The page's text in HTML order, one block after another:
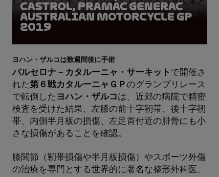
した２０２３年１０月の第１４戦日本ＧＰ以来と
なる出走は通算１８０戦目、ホンダ機で１００戦
目となる。
Castrol, Pramac Generac
Australian Motorcycle GP
2019
ヨハン・ザルコは数週間後に手術
バルセロナ－カタルーニャ・サーキット で開催さ
れた第６戦カタルーニャＧＰ のグランプリレース
で転倒した ヨハン・ザルコ は、近郊の病院で精密
検査を受けた結果、左膝の前十字靭帯、後十字靭
帯、内側半月板の損傷、左足首付近の腓骨にも小
さな損傷があることを確認。
膝関節（靭帯損傷や半月板損傷）やスポーツ外傷
の治療を専門とする世界的に著名な整形外科医、